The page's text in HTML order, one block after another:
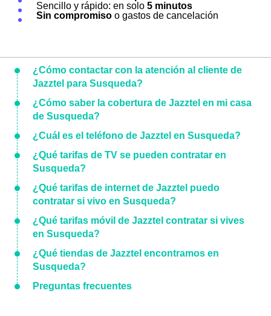
Sencillo y rápido: en solo 5 minutos
Sin compromiso o gastos de cancelación
¿Cómo contactar con la atención al cliente de
Jazztel para Susqueda?
¿Cómo saber la cobertura de Jazztel en mi casa
de Susqueda?
¿Cuál es el teléfono de Jazztel en Susqueda?
¿Qué tarifas de TV se pueden contratar en
Susqueda?
¿Qué tarifas de internet de Jazztel puedo
contratar si vivo en Susqueda?
¿Qué tarifas móvil de Jazztel contratar si vives
en Susqueda?
¿Qué tiendas de Jazztel encontramos en
Susqueda?
Preguntas frecuentes